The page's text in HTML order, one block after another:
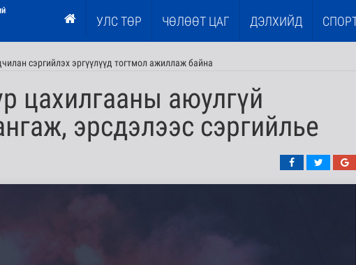
УЛС ТӨР ЧӨЛӨӨТ ЦАГ ДЭЛХИЙД
сэргийлэх эргүүлүүд тогтмол ажиллаж байна
цахилгааны аюулгүй
эрсдэлээс сэргийлье